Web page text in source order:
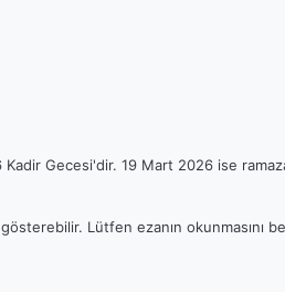
Gecesi'dir. 19 Mart 2026 ise
gösterebilir. Lütfen ezanın okunmasını